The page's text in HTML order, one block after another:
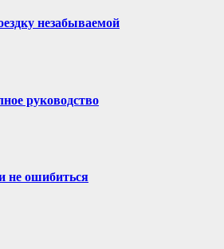
незабываемой
руководство
не ошибиться